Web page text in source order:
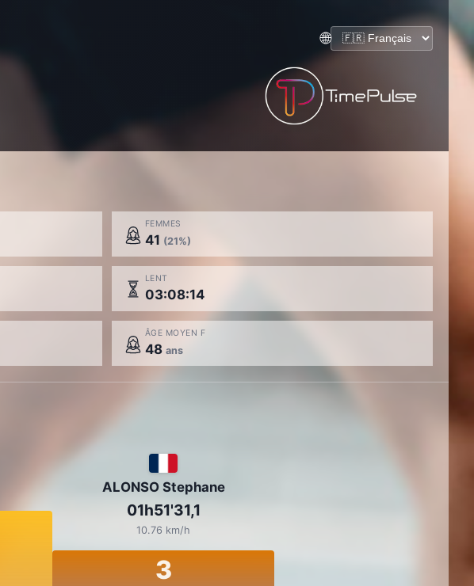
🌐
FEMMES
41 (21%)
LENT
03:08:14
ÂGE MOYEN F
48 ans
ALONSO Stephane
01h51'31,1
10.76 km/h
3